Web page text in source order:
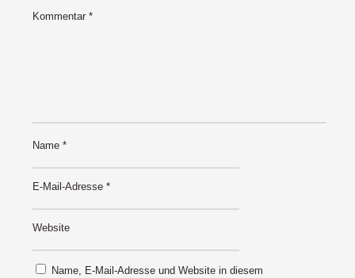
Kommentar *
Name *
E-Mail-Adresse *
Website
Name, E-Mail-Adresse und Website in diesem